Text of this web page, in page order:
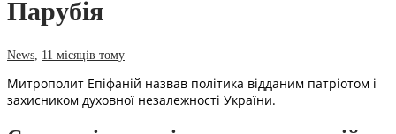
Парубія
News 11 місяців тому
Митрополит Епіфаній назвав політика відданим патріотом і
захисником духовної незалежності України.